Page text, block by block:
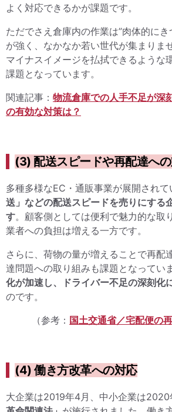
よく対応できるかが課題です。
ただでさえ倉庫内の作業は”肉体的に
が強く、なかなか若い世代が集まりま
マイナスイメージを払拭できるような
課題となっています。
関連記事： 物流倉庫での人手不足が深
の有効な対策は？
(3) 配送スピードや再配達へ
多種多様なEC・通販事業が展開されて
送」などの配送スピードを売りにする
す。顧客側としては便利で魅力的な取
業者への負担は増える一方です。
さらに、荷物の量が増えることで再配
達問題への取り組みも課題となっていま
化が加速し、ドライバー不足の深刻化
のです。
（参考： 国土交通省／宅配便の
(4) 働き方改革への対応
大企業は2019年4月、中小企業は2020